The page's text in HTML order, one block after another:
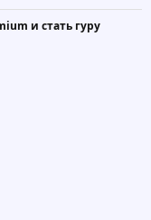
и стать гуру